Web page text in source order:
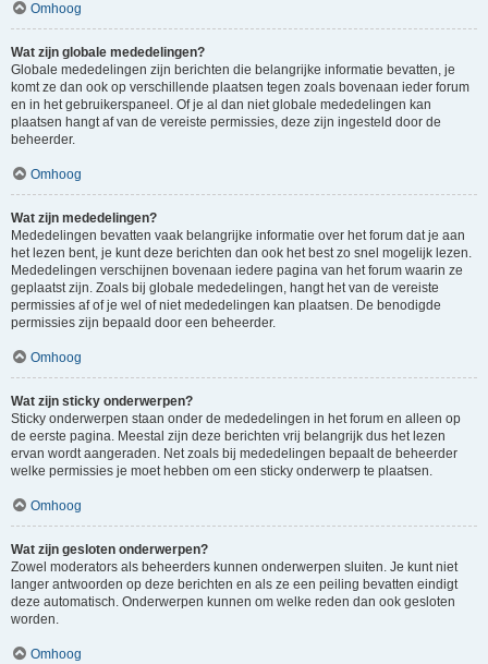
Omhoog
Wat zijn globale mededelingen?
Globale mededelingen zijn berichten die belangrijke informatie bevatten, je
komt ze dan ook op verschillende plaatsen tegen zoals bovenaan ieder forum
en in het gebruikerspaneel. Of je al dan niet globale mededelingen kan
plaatsen hangt af van de vereiste permissies, deze zijn ingesteld door de
beheerder.
Omhoog
Wat zijn mededelingen?
Mededelingen bevatten vaak belangrijke informatie over het forum dat je aan
het lezen bent, je kunt deze berichten dan ook het best zo snel mogelijk lezen.
Mededelingen verschijnen bovenaan iedere pagina van het forum waarin ze
geplaatst zijn. Zoals bij globale mededelingen, hangt het van de vereiste
permissies af of je wel of niet mededelingen kan plaatsen. De benodigde
permissies zijn bepaald door een beheerder.
Omhoog
Wat zijn sticky onderwerpen?
Sticky onderwerpen staan onder de mededelingen in het forum en alleen op
de eerste pagina. Meestal zijn deze berichten vrij belangrijk dus het lezen
ervan wordt aangeraden. Net zoals bij mededelingen bepaalt de beheerder
welke permissies je moet hebben om een sticky onderwerp te plaatsen.
Omhoog
Wat zijn gesloten onderwerpen?
Zowel moderators als beheerders kunnen onderwerpen sluiten. Je kunt niet
langer antwoorden op deze berichten en als ze een peiling bevatten eindigt
deze automatisch. Onderwerpen kunnen om welke reden dan ook gesloten
worden.
Omhoog